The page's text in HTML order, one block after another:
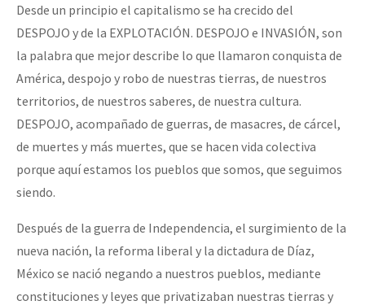
Desde un principio el capitalismo se ha crecido del
DESPOJO y de la EXPLOTACIÓN. DESPOJO e INVASIÓN, son
la palabra que mejor describe lo que llamaron conquista de
América, despojo y robo de nuestras tierras, de nuestros
territorios, de nuestros saberes, de nuestra cultura.
DESPOJO, acompañado de guerras, de masacres, de cárcel,
de muertes y más muertes, que se hacen vida colectiva
porque aquí estamos los pueblos que somos, que seguimos
siendo.
Después de la guerra de Independencia, el surgimiento de la
nueva nación, la reforma liberal y la dictadura de Díaz,
México se nació negando a nuestros pueblos, mediante
constituciones y leyes que privatizaban nuestras tierras y